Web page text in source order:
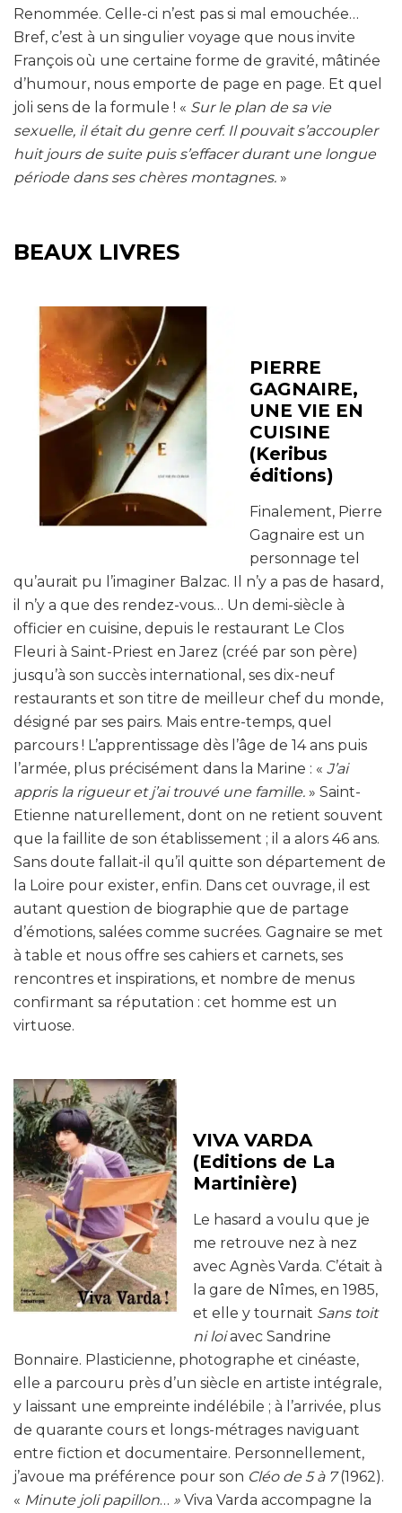
Renommée. Celle-ci n’est pas si mal emouchée…
Bref, c’est à un singulier voyage que nous invite
François où une certaine forme de gravité, mâtinée
d’humour, nous emporte de page en page. Et quel
joli sens de la formule ! « Sur le plan de sa vie
sexuelle, il était du genre cerf. Il pouvait s’accoupler
huit jours de suite puis s’effacer durant une longue
période dans ses chères montagnes. »
BEAUX LIVRES
PIERRE
GAGNAIRE,
UNE VIE EN
CUISINE
(Keribus
éditions)
Finalement, Pierre
Gagnaire est un
personnage tel
qu’aurait pu l’imaginer Balzac. Il n’y a pas de hasard,
il n’y a que des rendez-vous… Un demi-siècle à
officier en cuisine, depuis le restaurant Le Clos
Fleuri à Saint-Priest en Jarez (créé par son père)
jusqu’à son succès international, ses dix-neuf
restaurants et son titre de meilleur chef du monde,
désigné par ses pairs. Mais entre-temps, quel
parcours ! L’apprentissage dès l’âge de 14 ans puis
l’armée, plus précisément dans la Marine : « J’ai
appris la rigueur et j’ai trouvé une famille. » Saint-
Etienne naturellement, dont on ne retient souvent
que la faillite de son établissement ; il a alors 46 ans.
Sans doute fallait-il qu’il quitte son département de
la Loire pour exister, enfin. Dans cet ouvrage, il est
autant question de biographie que de partage
d’émotions, salées comme sucrées. Gagnaire se met
à table et nous offre ses cahiers et carnets, ses
rencontres et inspirations, et nombre de menus
confirmant sa réputation : cet homme est un
virtuose.
VIVA VARDA
(Editions de La
Martinière)
Le hasard a voulu que je
me retrouve nez à nez
avec Agnès Varda. C’était à
la gare de Nîmes, en 1985,
et elle y tournait Sans toit
ni loiavec Sandrine
Bonnaire. Plasticienne, photographe et cinéaste,
elle a parcouru près d’un siècle en artiste intégrale,
y laissant une empreinte indélébile ; à l’arrivée, plus
de quarante cours et longs-métrages naviguant
entre fiction et documentaire. Personnellement,
j’avoue ma préférence pour son Cléo de 5 à 7(1962).
« Minute joli papillon… » Viva Varda accompagne la